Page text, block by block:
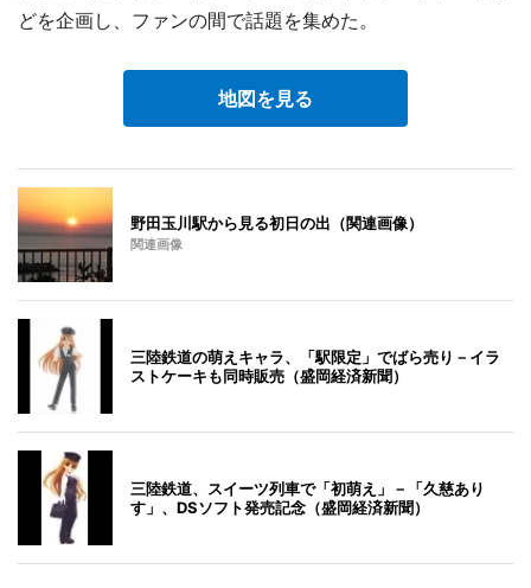
どを企画し、ファンの間で話題を集めた。
地図を見る
野田玉川駅から見る初日の出（関連画像）
関連画像
三陸鉄道の萌えキャラ、「駅限定」でばら売り－イラ
ストケーキも同時販売（盛岡経済新聞）
三陸鉄道、スイーツ列車で「初萌え」－「久慈あり
す」、DSソフト発売記念（盛岡経済新聞）